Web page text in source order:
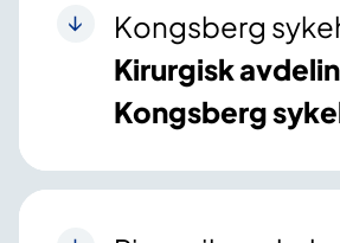
Kongsberg
Kirurgisk
Kongsberg